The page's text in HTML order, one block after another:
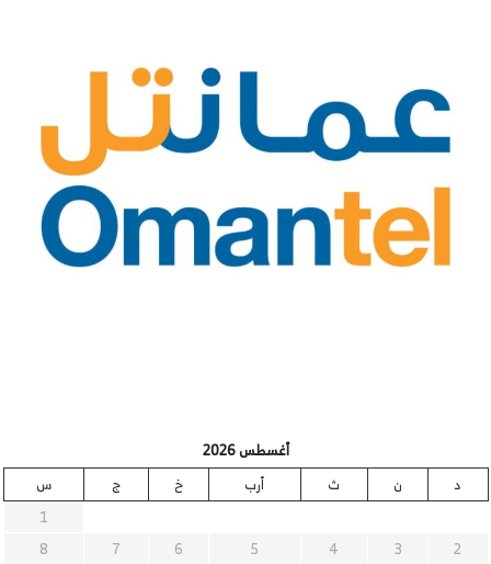
أغسطس 2026
د
ن ث أرب خ ج
س
1
2
3
4
5
6
7
8